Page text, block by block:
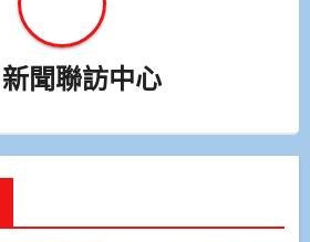
新聞聯訪中心